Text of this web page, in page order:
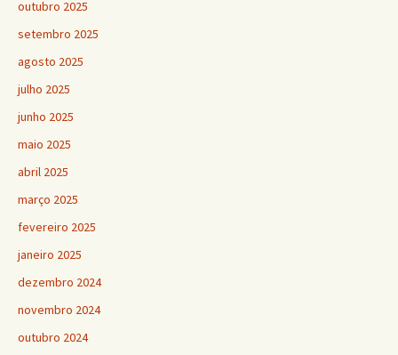
outubro 2025
setembro 2025
agosto 2025
julho 2025
junho 2025
maio 2025
abril 2025
março 2025
fevereiro 2025
janeiro 2025
dezembro 2024
novembro 2024
outubro 2024